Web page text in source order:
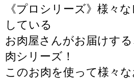
《プロシリーズ》様々
している
お肉屋さんがお届けす
肉シリーズ！
このお肉を使って様々